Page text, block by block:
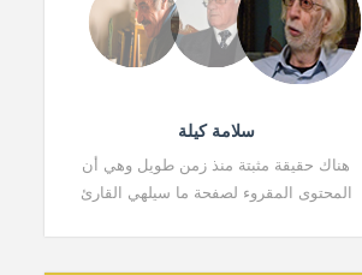
سلامة كيلة
هناك حقيقة مثبتة منذ زمن طويل وهي أن
المحتوى المقروء لصفحة ما سيلهي القارئ